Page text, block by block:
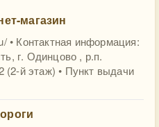
магазин
• Контактная информация:
г. Одинцово , р.п.
(2-й этаж) • Пункт выдачи